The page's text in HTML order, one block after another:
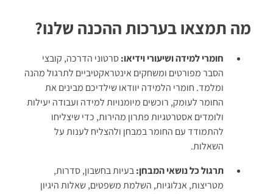
מה תמצאו בערכות ההכנה שלנו?
חומרי למידה ושיעורי וידיאו:סרטוני הדרכה, קובצי
הסבר מפורטים ומשחקים אינטראקטיביים לתרגול מהנה
ומלמד. חומרי הלמידה יוודאו שילדיכם מבינים את
החומר לעומק, רוכשים מיומנויות למידה ועבודה יעילות
ולומדים אסטרטגיות פתרון מהירות, כדי שיצליחו
להתמודד עם החומר במבחן ולהצליח לענות על
השאלות.
תרגול כל נושאי המבחן:בעיות בחשבון, סדרות,
מטריצות, אנלוגיות, השלמת משפטים, שאלות היגיון